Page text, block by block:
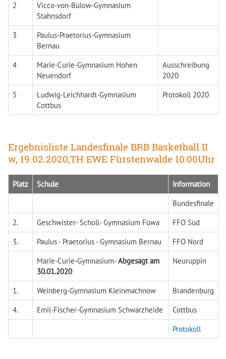
2
Vicco-von-Bülow-Gymnasium
Stahnsdorf
3
Paulus-Praetorius-Gymnasium
Bernau
4
Marie-Curie-Gymnasium Hohen
Neuendorf
Ausschreibung
2020
5
Ludwig-Leichhardt-Gymnasium
Cottbus
Protokoll 2020
Ergebnisliste Landesfinale BRB Basketball II
w, 19.02.2020,TH EWE Fürstenwalde 10:00Uhr
Platz Schule
Information
Bundesfinale
2.
Geschwister- Scholl- Gymnasium Füwa
FFO Süd
3.
Paulus - Praetorius - Gymnasium Bernau
FFO Nord
Marie-Curie-Gymnasium-Abgesagt am
30.01.2020
Neuruppin
1. Weinberg-Gymnasium Kleinmachnow
Brandenburg
4.
Emil-Fischer-Gymnasium Schwarzheide
Cottbus
Protokoll